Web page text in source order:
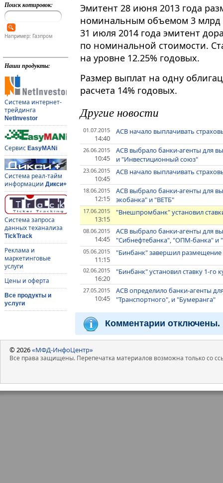
Поиск котировок:
Например: Газпром
Наши продукты:
Система интернет-
трейдинга
NetInvestor
Сервис EasyMANi
Система реал-тайм
информации Дикси+
Система запроса
данных теханализа
TickTrack
Реклама и
маркетинговые
услуги
Цены и оферта
Все продукты и
услуги
Эмитент 28 июня 2013 года
номинальным объемом 3 млрд
31 июля 2014 года эмитент
по номинальной стоимости.
на уровне 12.25% годовых.
Размер выплат на одну
расчета 14% годовых.
Другие новости
01.07.2015
14:40
АСВ начало выплачивать
26.06.2015
10:45
АСВ выбрало банки-агенты для
и "Инвестиционный союз"
23.06.2015
10:45
АСВ начало выплачивать
18.06.2015
12:15
АСВ выбрало банки-агенты для
экобанка" и "ВЕТБ"
17.06.2015
13:15
"Внешпромбанк" установил
08.06.2015
14:45
АСВ выбрало банки-агенты для
"Cибнефтебанка", "ОПМ-банка" и
05.06.2015
11:15
"Бинбанк" завершил
02.06.2015
16:20
"Бинбанк" установил ставку 1-го
27.05.2015
10:45
АСВ определило банки-агенты
"Транспортного", и "Бумеранга"
Комментарии отключены.
© 2026«МФД-ИнфоЦентр»
Все права защищены. Перепечатка материалов возможна только со